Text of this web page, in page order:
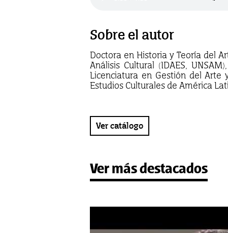
Sobre el autor
Doctora en Historia y Teoría del
Análisis Cultural (IDAES,
Licenciatura en Gestión del Arte
Estudios Culturales de América
Ver catálogo
Ver más destacados